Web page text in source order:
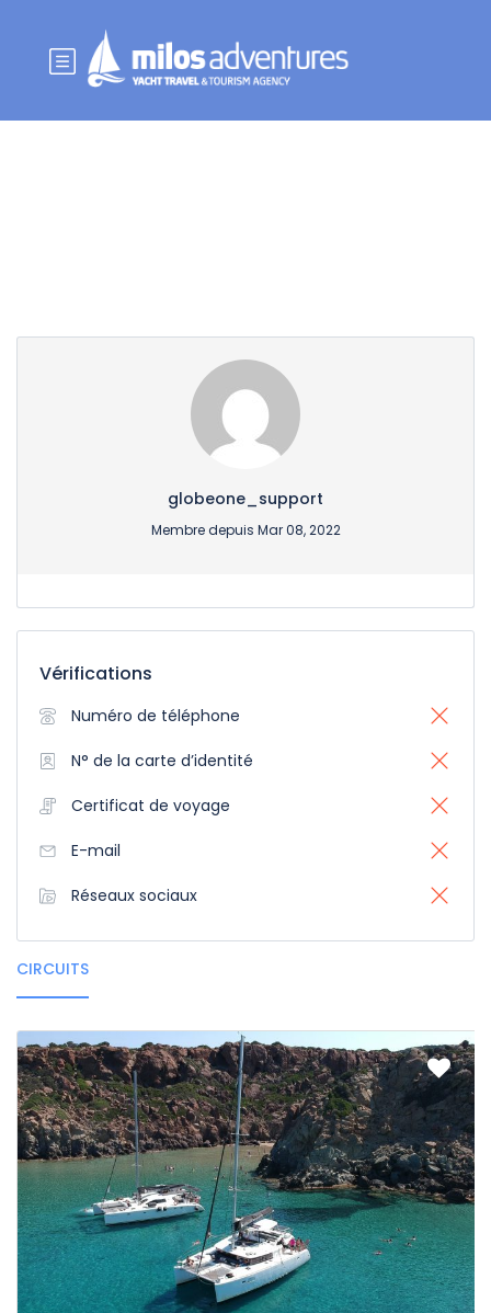
globeone_support
Membre depuis Mar 08, 2022
Vérifications
Numéro de téléphone
N° de la carte d’identité
Certificat de voyage
E-mail
Réseaux sociaux
CIRCUITS